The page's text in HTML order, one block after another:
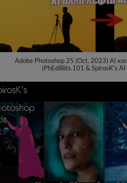
Adobe Photoshop 25 (Oct. 2023) ΑΙ
(PhEdiBits.101 & SpirosK's